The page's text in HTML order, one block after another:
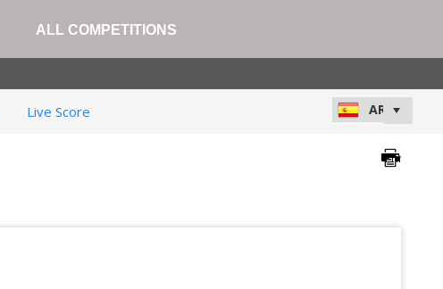
ALL COMPETITIONS
Live Score